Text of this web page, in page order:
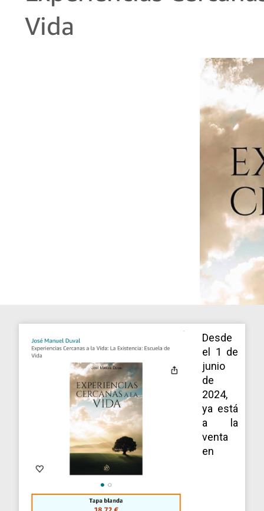
Desde
el 1 de
junio
de
2024,
ya está
a la
venta
en